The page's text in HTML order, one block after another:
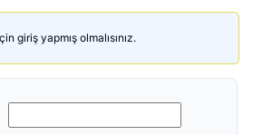
giriş yapmış olmalısınız.